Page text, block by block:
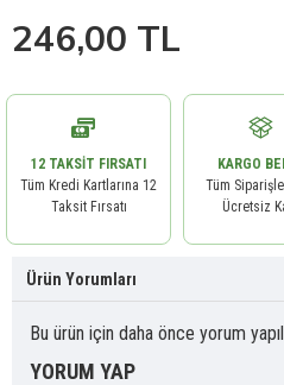
246,00 TL
12 TAKSIT FIRSATI
Tüm Kredi Kartlarına 12
Taksit Fırsatı
KARGO
Tüm
Ücretsiz
Ürün Yorumları
Bu ürün için daha önce yorum
YORUM YAP